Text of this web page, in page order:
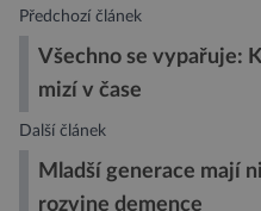
Předchozí článek
Všechno se vypařuje:
mizí v čase
Další článek
Mladší generace mají
rozvine demence